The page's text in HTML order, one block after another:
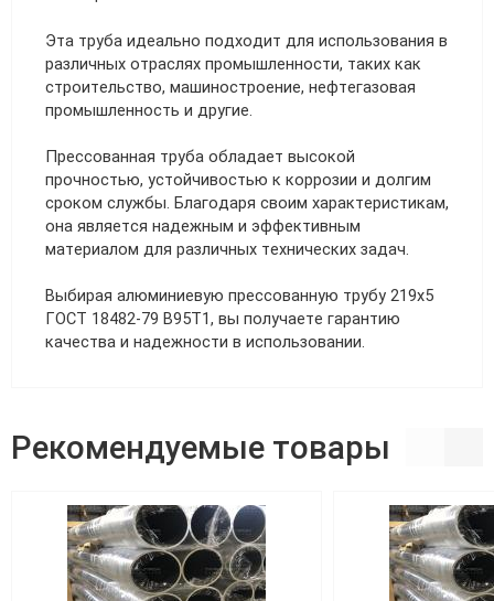
Эта труба идеально подходит для использования в
различных отраслях промышленности, таких как
строительство, машиностроение, нефтегазовая
промышленность и другие.
Прессованная труба обладает высокой
прочностью, устойчивостью к коррозии и долгим
сроком службы. Благодаря своим характеристикам,
она является надежным и эффективным
материалом для различных технических задач.
Выбирая алюминиевую прессованную трубу 219х5
ГОСТ 18482-79 В95Т1, вы получаете гарантию
качества и надежности в использовании.
Рекомендуемые товары